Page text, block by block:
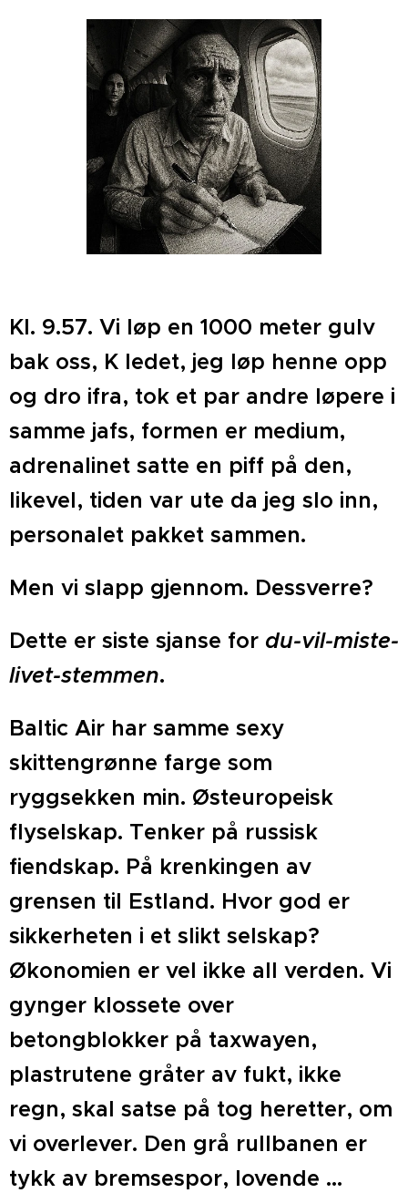
Kl. 9.57. Vi løp en 1000 meter gulv
bak oss, K ledet, jeg løp henne opp
og dro ifra, tok et par andre løpere i
samme jafs, formen er medium,
adrenalinet satte en piff på den,
likevel, tiden var ute da jeg slo inn,
personalet pakket sammen.
Men vi slapp gjennom. Dessverre?
Dette er siste sjanse for du-vil-miste-
livet-stemmen.
Baltic Air har samme sexy
skittengrønne farge som
ryggsekken min. Østeuropeisk
flyselskap. Tenker på russisk
fiendskap. På krenkingen av
grensen til Estland. Hvor god er
sikkerheten i et slikt selskap?
Økonomien er vel ikke all verden. Vi
gynger klossete over
betongblokker på taxwayen,
plastrutene gråter av fukt, ikke
regn, skal satse på tog heretter, om
vi overlever. Den grå rullbanen er
tykk av bremsespor, lovende ...